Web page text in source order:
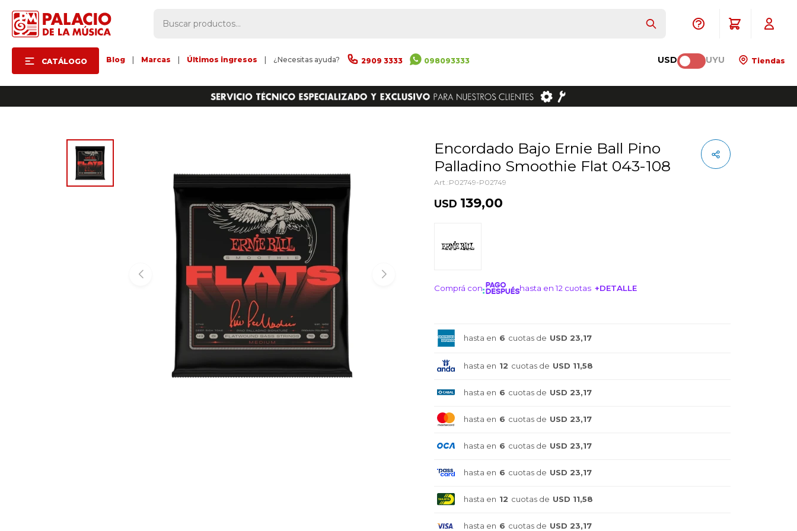
CATÁLOGO Blog Marcas Últimos ingresos ¿Necesitas ayuda? 2909 3333 098093333 USD UYU Tiendas
Encordado Bajo Ernie Ball Pino
Palladino Smoothie Flat 043-108
P02749-P02749
USD 139,00
Comprá con hasta en 12 cuotas +DETALLE
hasta en 6 cuotas de USD 23,17
hasta en 12 cuotas de USD 11,58
hasta en 6 cuotas de USD 23,17
hasta en 6 cuotas de USD 23,17
hasta en 6 cuotas de USD 23,17
hasta en 6 cuotas de USD 23,17
hasta en 12 cuotas de USD 11,58
hasta en 6 cuotas de USD 23,17